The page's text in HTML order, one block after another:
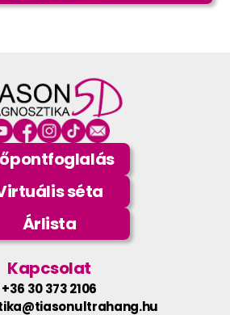
séta
Árlista
Kapcsolat
+36 30 373 2106